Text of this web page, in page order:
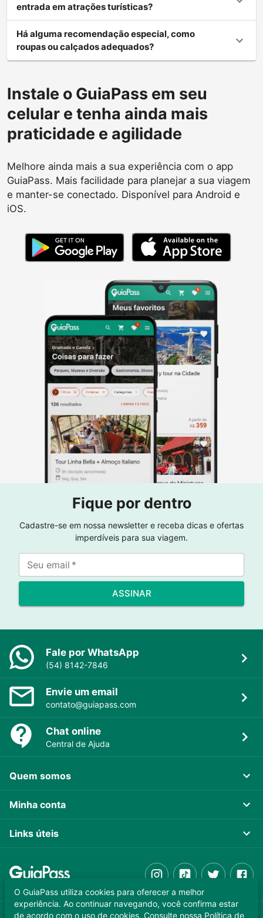
entrada em atrações turísticas?
Há alguma recomendação especial, como
roupas ou calçados adequados?
Instale o GuiaPass em seu
celular e tenha ainda mais
praticidade e agilidade
Melhore ainda mais a sua experiência com o app
GuiaPass. Mais facilidade para planejar a sua viagem
e manter-se conectado. Disponível para Android e
iOS.
Fique por dentro
Cadastre-se em nossa newsletter e receba dicas e ofertas
imperdíveis para sua viagem.
Seu email *
ASSINAR
Fale por WhatsApp
(54) 8142-7846
Envie um email
contato@guiapass.com
Chat online
Central de Ajuda
Quem somos
Minha conta
Links úteis
O GuiaPass utiliza cookies para oferecer a melhor
experiência. Ao continuar navegando, você confirma estar
de acordo com o uso de cookies. Consulte nossa Política de